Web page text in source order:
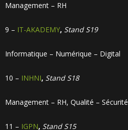
Management – RH
9 – IT-AKADEMY, Stand S19
Informatique – Numérique – Digital
10 – INHNI, Stand S18
Management – RH, Qualité – Sécurité
11 – IGPN, Stand S15